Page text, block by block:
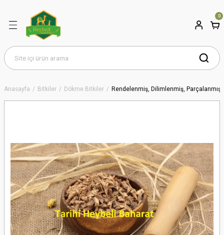
0
Anasayfa Bitkiler Dökme Bitkiler Rendelenmiş, Dilimlenmiş, Parçalanmış